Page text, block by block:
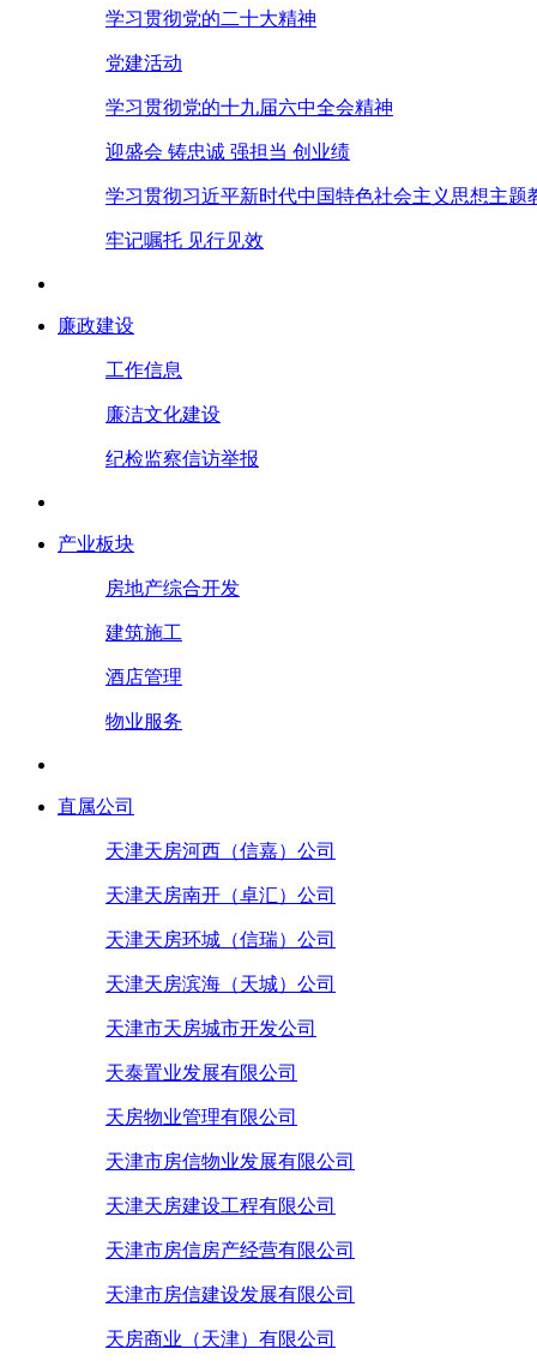
学习贯彻党的二十大精神
党建活动
学习贯彻党的十九届六中全会精神
迎盛会 铸忠诚 强担当 创业绩
学习贯彻习近平新时代中国特色社会主义思想主题
牢记嘱托 见行见效
廉政建设
工作信息
廉洁文化建设
纪检监察信访举报
产业板块
房地产综合开发
建筑施工
酒店管理
物业服务
直属公司
天津天房河西（信嘉）公司
天津天房南开（卓汇）公司
天津天房环城（信瑞）公司
天津天房滨海（天城）公司
天津市天房城市开发公司
天泰置业发展有限公司
天房物业管理有限公司
天津市房信物业发展有限公司
天津天房建设工程有限公司
天津市房信房产经营有限公司
天津市房信建设发展有限公司
天房商业（天津）有限公司